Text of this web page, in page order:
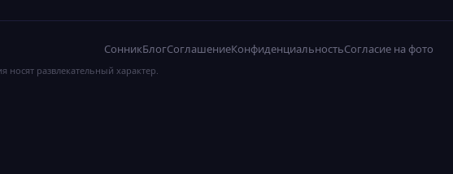
СонникБлогСоглашениеКонфиденциальностьСогласие на фото
носят развлекательный характер.